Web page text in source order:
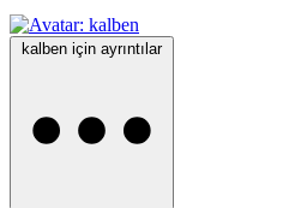
kalben için ayrıntılar